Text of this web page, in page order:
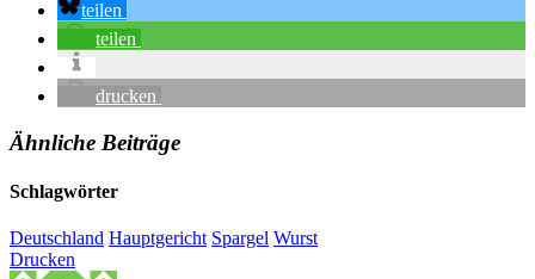
teilen
teilen
drucken
Ähnliche Beiträge
Schlagwörter
Deutschland Hauptgericht Spargel Wurst
Drucken